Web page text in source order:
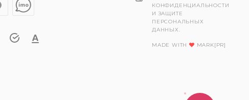
КОНФИДЕНЦИАЛЬНОСТИ
И ЗАЩИТЕ
ПЕРСОНАЛЬНЫХ
ДАННЫХ.
MADE WITH MARK[PR]